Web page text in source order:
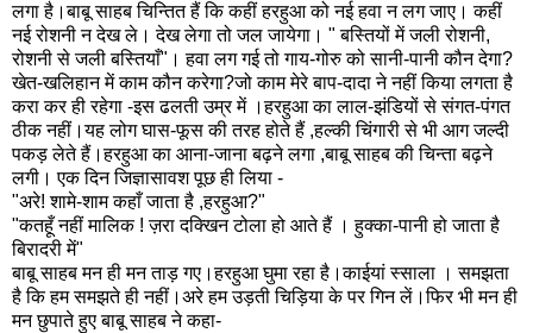
लगा है।बाबू साहब चिन्तित हैं कि कहीं हरहुआ को नई हवा न लग जाए। कहीं
नई रोशनी न देख ले। देख लेगा तो जल जायेगा। " बस्तियों में जली रोशनी,
रोशनी से जली बस्तियाँ"। हवा लग गई तो गाय-गोरु को सानी-पानी कौन देगा?
खेत-खलिहान में काम कौन करेगा?जो काम मेरे बाप-दादा ने नहीं किया लगता है
करा कर ही रहेगा -इस ढलती उम्र में ।हरहुआ का लाल-झंडियों से संगत-पंगत
ठीक नहीं।यह लोग घास-फूस की तरह होते हैं ,हल्की चिंगारी से भी आग जल्दी
पकड़ लेते हैं।हरहुआ का आना-जाना बढ़ने लगा ,बाबू साहब की चिन्ता बढ़ने
लगी। एक दिन जिज्ञासावश पूछ ही लिया -
"अरे! शामे-शाम कहाँ जाता है ,हरहुआ?"
"कतहूँ नहीं मालिक ! ज़रा दक्खिन टोला हो आते हैं । हुक्का-पानी हो जाता है
बिरादरी में"
बाबू साहब मन ही मन ताड़ गए।हरहुआ घुमा रहा है।काईयां स्साला । समझता
है कि हम समझते ही नहीं।अरे हम उड़ती चिड़िया के पर गिन लें।फिर भी मन ही
मन छुपाते हुए बाबू साहब ने कहा-